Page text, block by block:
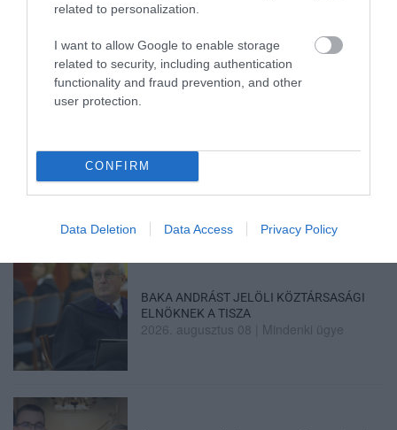
related to personalization.
I want to allow Google to enable storage
related to security, including authentication
functionality and fraud prevention, and other
user protection.
CONFIRM
Data Deletion Data Access Privacy Policy
Legfrissebb híreink
35 PERCES TANÓRÁK ÉS KEVESEBB HÁZI
FELADAT JÖHET AZ ALSÓ ...
2026. augusztus 08
BAKA ANDRÁST JELÖLI KÖZTÁRSASÁGI
ELNÖKNEK A TISZA
2026. augusztus 08 Mindenki ügye